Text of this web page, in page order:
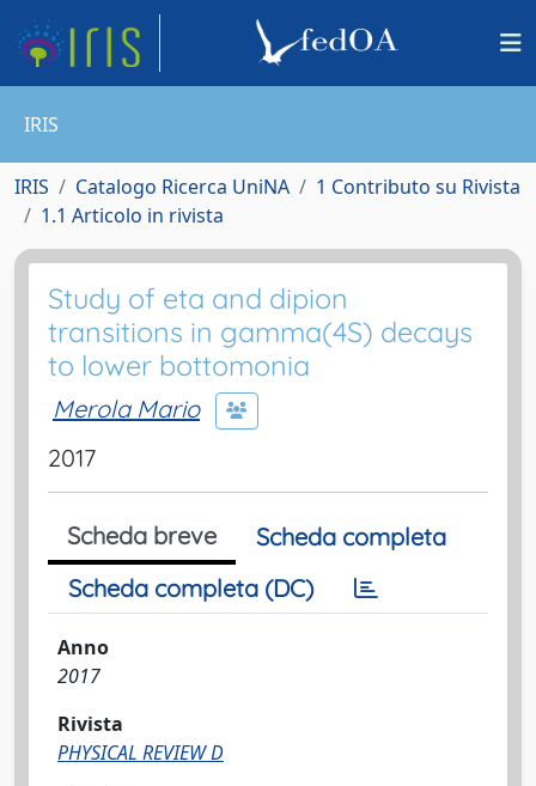
IRIS
IRIS Catalogo Ricerca UniNA
1 Contributo su Rivista
1.1 Articolo in rivista
Study of eta and dipion
transitions in gamma(4S) decays
to lower bottomonia
Merola Mario
2017
Scheda breve
Scheda completa
Scheda completa (DC)
Anno
2017
Rivista
PHYSICAL REVIEW D